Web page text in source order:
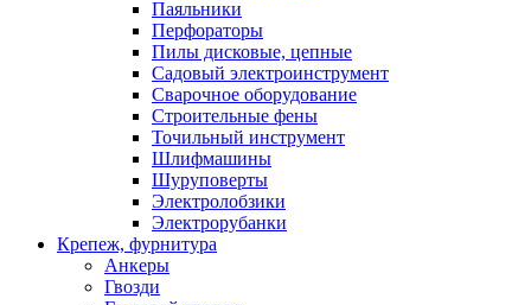
Паяльники
Перфораторы
Пилы дисковые, цепные
Садовый электроинструмент
Сварочное оборудование
Строительные фены
Точильный инструмент
Шлифмашины
Шуруповерты
Электролобзики
Электрорубанки
Крепеж, фурнитура
Анкеры
Гвозди